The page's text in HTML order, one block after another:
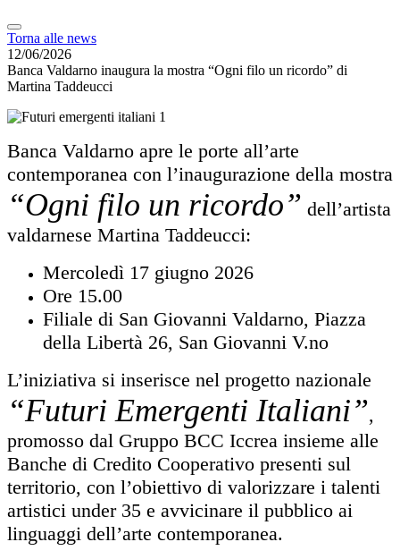
Torna alle news
12/06/2026
Banca Valdarno inaugura la mostra “Ogni filo un ricordo” di
Martina Taddeucci
Banca Valdarno apre le porte all’arte
contemporanea con l’inaugurazione della mostra
“Ogni filo un ricordo” dell’artista
valdarnese Martina Taddeucci:
Mercoledì 17 giugno 2026
Ore 15.00
Filiale di San Giovanni Valdarno, Piazza
della Libertà 26, San Giovanni V.no
L’iniziativa si inserisce nel progetto nazionale
“Futuri Emergenti Italiani”,
promosso dal Gruppo BCC Iccrea insieme alle
Banche di Credito Cooperativo presenti sul
territorio, con l’obiettivo di valorizzare i talenti
artistici under 35 e avvicinare il pubblico ai
linguaggi dell’arte contemporanea.